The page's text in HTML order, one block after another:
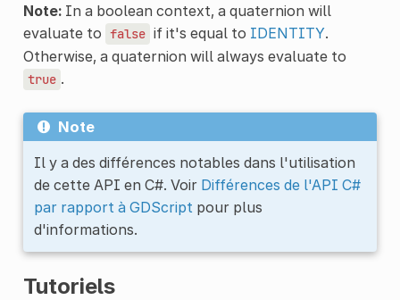
Note:In a boolean context, a quaternion will
evaluate to false if it's equal to IDENTITY.
Otherwise, a quaternion will always evaluate to
true .
Note
Il y a des différences notables dans l'utilisation
de cette API en C#. Voir Différences de l'API C#
par rapport à GDScript pour plus
d'informations.
Tutoriels